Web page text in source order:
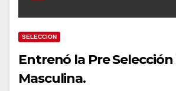
SELECCION
Entrenó la Pre Selección
Masculina.